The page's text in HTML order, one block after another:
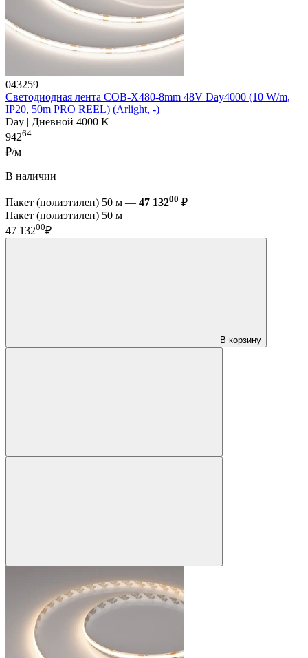
043259
Светодиодная лента COB-X480-8mm 48V Day4000 (10 W/m,
IP20, 50m PRO REEL) (Arlight, -)
Day | Дневной 4000 K
94264
₽/м
В наличии
Пакет (полиэтилен) 50 м — 47 13200 ₽
Пакет (полиэтилен) 50 м
47 13200₽
В корзину